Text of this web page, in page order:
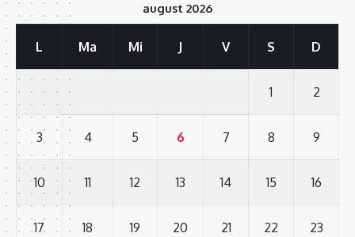
august 2026
L Ma Mi J V S D
1 2
3 4 5 6 7 8 9
10 11 12 13 14 15 16
17 18 19 20 21 22 23